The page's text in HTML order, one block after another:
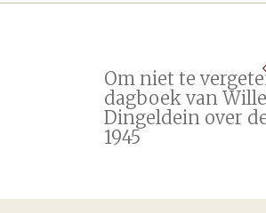
Om niet te
dagboek van
Dingeldein over
1945